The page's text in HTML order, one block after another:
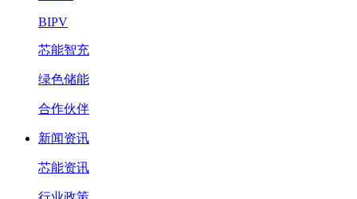
BIPV
芯能智充
绿色储能
合作伙伴
新闻资讯
芯能资讯